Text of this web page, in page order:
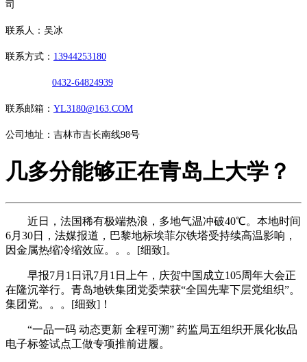
司
联系人：吴冰
联系方式： 13944253180
0432-64824939
联系邮箱： YL3180@163.COM
公司地址：吉林市吉长南线98号
几多分能够正在青岛上大学？
近日，法国稀有极端热浪，多地气温冲破40℃。本地时间
6月30日，法媒报道，巴黎地标埃菲尔铁塔受持续高温影响，
因金属热缩冷缩效应。。。[细致]。
早报7月1日讯7月1日上午，庆贺中国成立105周年大会正
在隆沉举行。青岛地铁集团党委荣获“全国先辈下层党组织”。
集团党。。。[细致]！
“一品一码 动态更新 全程可溯” 药监局五组织开展化妆品
电子标签试点工做专项推前进履。